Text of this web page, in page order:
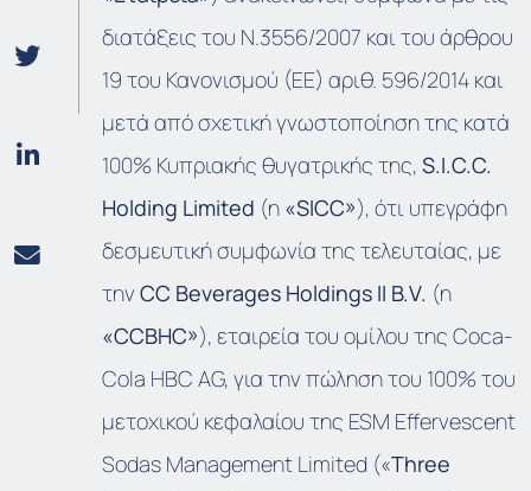
διατάξεις του Ν.3556/2007 και του άρθρου
19 του Κανονισμού (ΕΕ) αριθ. 596/2014 και
μετά από σχετική γνωστοποίηση της κατά
100% Κυπριακής θυγατρικής της, S.I.C.C.
Holding Limited (η «SICC»), ότι υπεγράφη
δεσμευτική συμφωνία της τελευταίας, με
την CC Beverages Holdings II B.V. (η
«CCBHC»), εταιρεία του ομίλου της Coca-
Cola HBC AG, για την πώληση του 100% του
μετοχικού κεφαλαίου της ESM Effervescent
Sodas Management Limited («Three